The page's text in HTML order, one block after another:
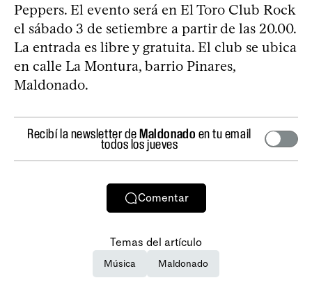
Peppers. El evento será en El Toro Club Rock
el sábado 3 de setiembre a partir de las 20.00.
La entrada es libre y gratuita. El club se ubica
en calle La Montura, barrio Pinares,
Maldonado.
Recibí la newsletter deMaldonado en tu email
todos los jueves
Comentar
Temas del artículo
Música Maldonado